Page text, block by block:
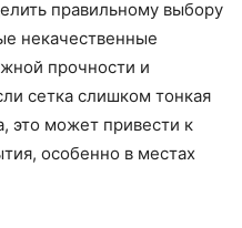
правильному выбору
некачественные
прочности и
сетка слишком тонкая
это может привести к
особенно в местах